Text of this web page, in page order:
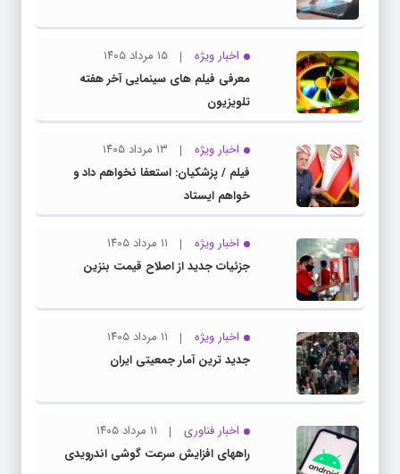
اخبار ویژه
۱۵ مرداد ۱۴۰۵
معرفی فیلم های سینمایی آخر هفته
تلویزیون
اخبار ویژه
۱۳ مرداد ۱۴۰۵
فیلم / پزشکیان: استعفا نخواهم داد و
خواهم ایستاد
اخبار ویژه
۱۱ مرداد ۱۴۰۵
جزئیات جدید از اصلاح قیمت بنزین
اخبار ویژه
۱۱ مرداد ۱۴۰۵
جدید ترین آمار جمعیتی ایران
اخبار فناوری
۱۱ مرداد ۱۴۰۵
راههای افزایش سرعت گوشی اندرویدی